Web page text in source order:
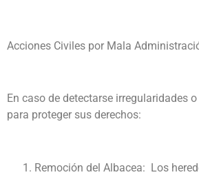
Acciones Civiles por Mala
En caso de detectarse irregularidades
para proteger sus derechos:
Remoción del Albacea: Los